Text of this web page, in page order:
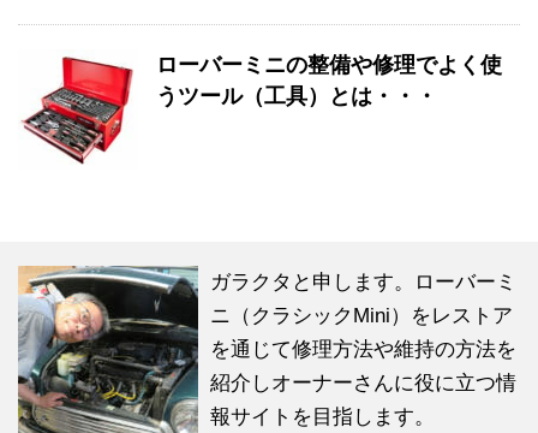
ローバーミニの整備や修理でよく使
うツール（工具）とは・・・
ガラクタと申します。ローバーミ
ニ（クラシックMini）をレストア
を通じて修理方法や維持の方法を
紹介しオーナーさんに役に立つ情
報サイトを目指します。